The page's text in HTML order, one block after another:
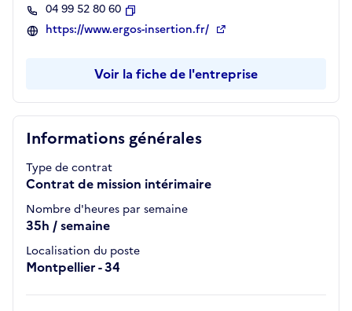
Informations générales
Type de contrat
Contrat de mission intérimaire
Nombre d'heures par semaine
35h / semaine
Localisation du poste
Montpellier - 34
04 99 52 80 60
Copier
https://www.ergos-insertion.fr/
Voir la fiche de l'entreprise